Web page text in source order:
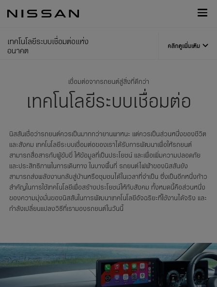
Footer
เทคโนโลยีระบบเชื่อมต่อแห่ง
อนาคต
คลิกดูเพิ่มเติม
เชื่อมต่อจากรถยนต์สู่สิ่งที่ดีกว่า
เทคโนโลยีระบบเชื่อมต่อ
นิสสันเชื่อว่ารถยนต์ควรเป็นมากกว่ายานพาหนะ แต่ควรเป็นส่วนหนึ่งของชีวิต
และสังคม เทคโนโลยีระบบเชื่อมต่อของเราได้รับการพัฒนาเพื่อให้รถยนต์
สามารถสื่อสารกับผู้ขับขี่ ให้ข้อมูลที่เป็นประโยชน์ และเพื่อเพิ่มความปลอดภัย
และประสิทธิภาพในการเดินทาง ในบางพื้นที่ รถยนต์ไฟฟ้าของนิสสันยัง
สามารถส่งพลังงานกลับสู่บ้านหรือชุมชนได้ในเวลาที่จำเป็น ซึ่งเป็นอีกหนึ่งก้าว
สำคัญในการใช้เทคโนโลยีเพื่อสร้างประโยชน์ให้กับสังคม ทั้งหมดนี้คือส่วนหนึ่ง
ของความมุ่งมั่นของนิสสันในการพัฒนาเทคโนโลยีอัจฉริยะที่ใช้งานได้จริง และ
กำลังเปลี่ยนแปลงวิธีที่เรามองรถยนต์ในวันนี้